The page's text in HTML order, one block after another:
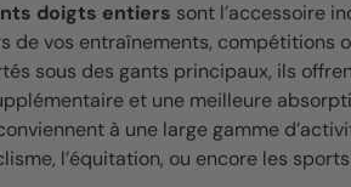
doigts entiers sont l’accessoire
de vos entraînements, compétitions
sous des gants principaux, ils
et une meilleure
à une large gamme
l’équitation, ou encore les